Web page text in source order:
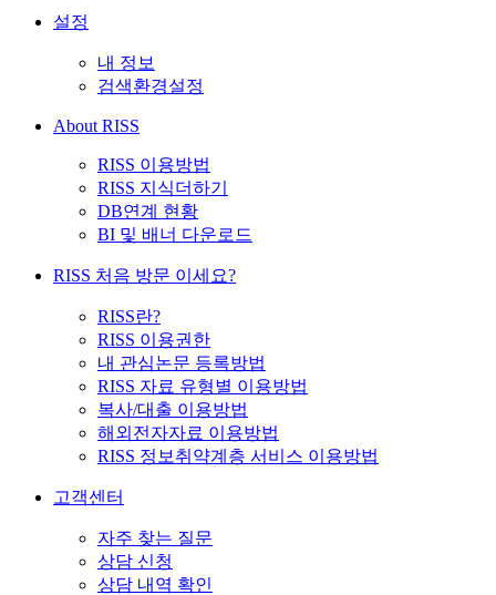
설정
내 정보
검색환경설정
About RISS
RISS 이용방법
RISS 지식더하기
DB연계 현황
BI 및 배너 다운로드
RISS 처음 방문 이세요?
RISS란?
RISS 이용권한
내 관심논문 등록방법
RISS 자료 유형별 이용방법
복사/대출 이용방법
해외전자자료 이용방법
RISS 정보취약계층 서비스 이용방법
고객센터
자주 찾는 질문
상담 신청
상담 내역 확인